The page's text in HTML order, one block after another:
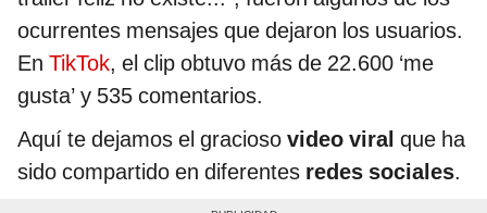
ocurrentes mensajes que dejaron los usuarios.
En TikTok, el clip obtuvo más de 22.600 ‘me
gusta’ y 535 comentarios.
Aquí te dejamos el gracioso video viral que ha
sido compartido en diferentes redes sociales.